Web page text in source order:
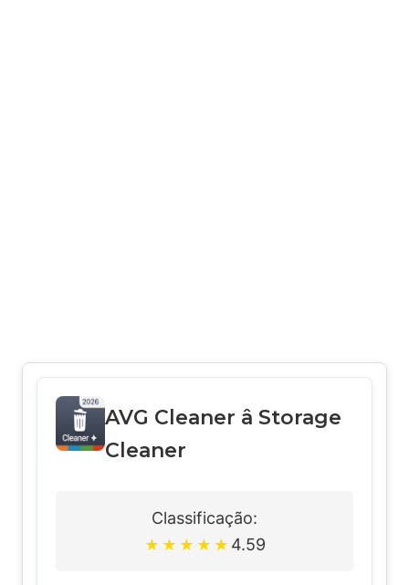
AVG Cleaner â Storage
Cleaner
Classificação:
★ ★ ★ ★ ★ 4.59